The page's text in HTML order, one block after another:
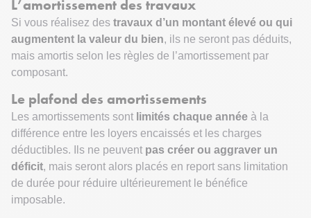
L’amortissement des travaux
Si vous réalisez des travaux d’un montant élevé ou qui
augmentent la valeur du bien, ils ne seront pas déduits,
mais amortis selon les règles de l’amortissement par
composant.
Le plafond des amortissements
Les amortissements sont limités chaque année à la
différence entre les loyers encaissés et les charges
déductibles. Ils ne peuvent pas créer ou aggraver un
déficit, mais seront alors placés en report sans limitation
de durée pour réduire ultérieurement le bénéfice
imposable.